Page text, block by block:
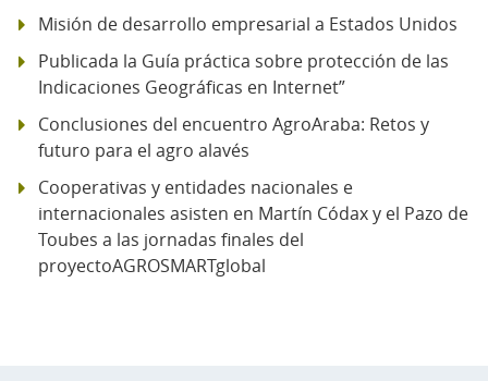
Misión de desarrollo empresarial a Estados Unidos
Publicada la Guía práctica sobre protección de las
Indicaciones Geográficas en Internet”
Conclusiones del encuentro AgroAraba: Retos y
futuro para el agro alavés
Cooperativas y entidades nacionales e
internacionales asisten en Martín Códax y el Pazo de
Toubes a las jornadas finales del
proyectoAGROSMARTglobal